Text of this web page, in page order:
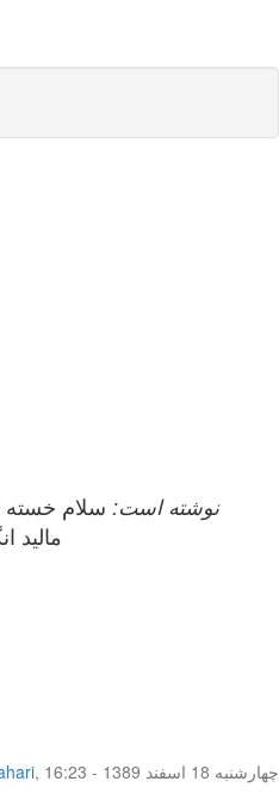
sahariii نوشته است: سلام خسته
ماليد
,
چهار‌شنبه 18 اسفند 1389 - 16:23